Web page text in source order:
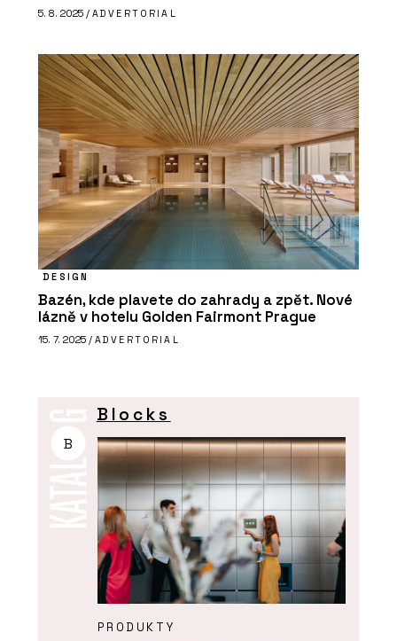
5. 8. 2025 / ADVERTORIAL
DESIGN
Bazén, kde plavete do zahrady a zpět. Nové
lázně v hotelu Golden Fairmont Prague
15. 7. 2025 / ADVERTORIAL
B
Blocks
PRODUKTY